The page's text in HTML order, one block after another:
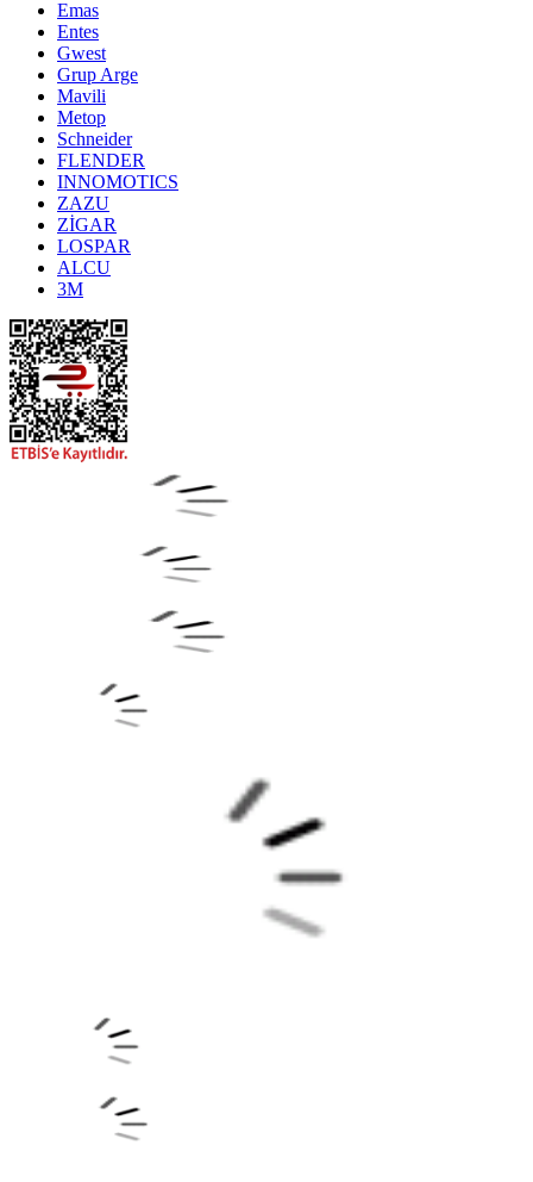
Emas
Entes
Gwest
Grup Arge
Mavili
Metop
Schneider
FLENDER
INNOMOTICS
ZAZU
ZİGAR
LOSPAR
ALCU
3M